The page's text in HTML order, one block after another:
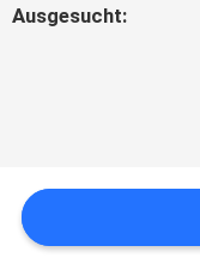
SITEMAP
Ausgesucht: